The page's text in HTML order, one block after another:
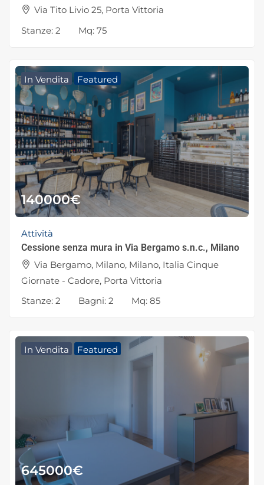
Via Tito Livio 25, Porta Vittoria
Stanze: 2 Mq: 75
In Vendita Featured
140000€
Attività
Cessione senza mura in Via Bergamo s.n.c., Milano
Via Bergamo, Milano, Milano, Italia Cinque
Giornate - Cadore, Porta Vittoria
Stanze: 2 Bagni: 2 Mq: 85
In Vendita Featured
645000€